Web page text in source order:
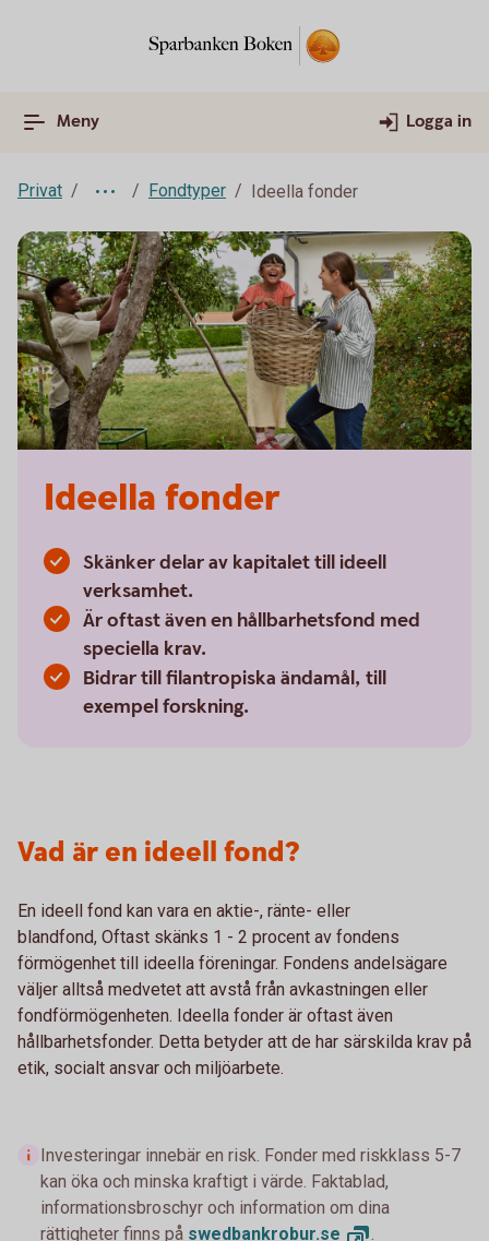
Meny Logga in
Privat Fondtyper Ideella fonder
Ideella fonder
Skänker delar av kapitalet till ideell
verksamhet.
Är oftast även en hållbarhetsfond med
speciella krav.
Bidrar till filantropiska ändamål, till
exempel forskning.
Vad är en ideell fond?
En ideell fond kan vara en aktie-, ränte- eller
blandfond, Oftast skänks 1 - 2 procent av fondens
förmögenhet till ideella föreningar. Fondens andelsägare
väljer alltså medvetet att avstå från avkastningen eller
fondförmögenheten. Ideella fonder är oftast även
hållbarhetsfonder. Detta betyder att de har särskilda krav på
etik, socialt ansvar och miljöarbete.
Investeringar innebär en risk. Fonder med riskklass 5-7
kan öka och minska kraftigt i värde. Faktablad,
informationsbroschyr och information om dina
rättigheter finns på swedbankrobur.se .